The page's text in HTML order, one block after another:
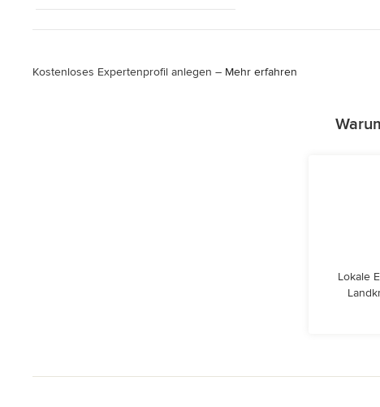
Kostenloses Expertenprofil anlegen – Mehr erfahren
Lokale